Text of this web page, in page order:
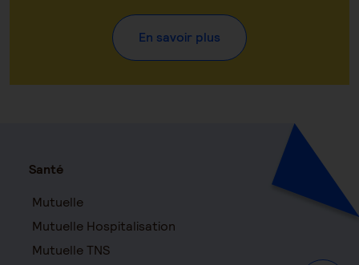
En savoir plus
Santé
Mutuelle
Mutuelle Hospitalisation
Mutuelle TNS